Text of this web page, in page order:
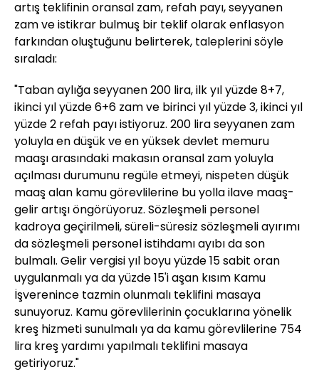
artış teklifinin oransal zam, refah payı, seyyanen
zam ve istikrar bulmuş bir teklif olarak enflasyon
farkından oluştuğunu belirterek, taleplerini söyle
sıraladı:
"Taban aylığa seyyanen 200 lira, ilk yıl yüzde 8+7,
ikinci yıl yüzde 6+6 zam ve birinci yıl yüzde 3, ikinci yıl
yüzde 2 refah payı istiyoruz. 200 lira seyyanen zam
yoluyla en düşük ve en yüksek devlet memuru
maaşı arasındaki makasın oransal zam yoluyla
açılması durumunu regüle etmeyi, nispeten düşük
maaş alan kamu görevlilerine bu yolla ilave maaş-
gelir artışı öngörüyoruz. Sözleşmeli personel
kadroya geçirilmeli, süreli-süresiz sözleşmeli ayırımı
da sözleşmeli personel istihdamı ayıbı da son
bulmalı. Gelir vergisi yıl boyu yüzde 15 sabit oran
uygulanmalı ya da yüzde 15'i aşan kısım Kamu
İşverenince tazmin olunmalı teklifini masaya
sunuyoruz. Kamu görevlilerinin çocuklarına yönelik
kreş hizmeti sunulmalı ya da kamu görevlilerine 754
lira kreş yardımı yapılmalı teklifini masaya
getiriyoruz."